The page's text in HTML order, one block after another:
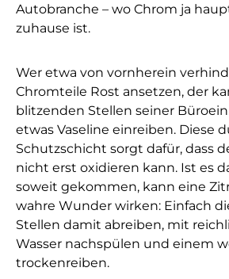
Autobranche – wo Chrom ja
zuhause ist.
Wer etwa von vornherein
Chromteile Rost ansetzen, der
blitzenden Stellen seiner
etwas Vaseline einreiben. Diese
Schutzschicht sorgt dafür, dass
nicht erst oxidieren kann. Ist es
soweit gekommen, kann eine
wahre Wunder wirken: Einfach
Stellen damit abreiben, mit
Wasser nachspülen und einem
trockenreiben.